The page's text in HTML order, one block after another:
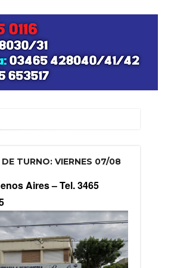
TURNO: VIERNES 07/08
Aires –Tel. 3465